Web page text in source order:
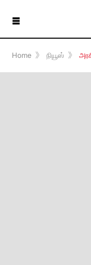
☰
Home 》 நியூஸ் 》